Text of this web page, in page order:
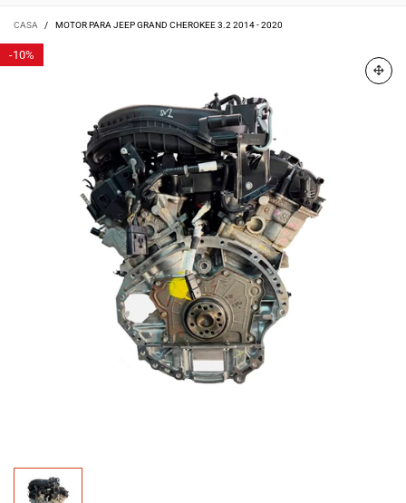
CASA / MOTOR PARA JEEP GRAND CHEROKEE 3.2 2014 - 2020
-10%